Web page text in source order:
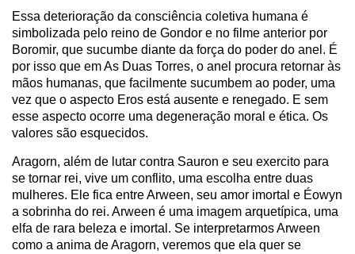
Essa deterioração da consciência coletiva humana é
simbolizada pelo reino de Gondor e no filme anterior por
Boromir, que sucumbe diante da força do poder do anel. É
por isso que em As Duas Torres, o anel procura retornar às
mãos humanas, que facilmente sucumbem ao poder, uma
vez que o aspecto Eros está ausente e renegado. E sem
esse aspecto ocorre uma degeneração moral e ética. Os
valores são esquecidos.
Aragorn, além de lutar contra Sauron e seu exercito para
se tornar rei, vive um conflito, uma escolha entre duas
mulheres. Ele fica entre Arween, seu amor imortal e Éowyn
a sobrinha do rei. Arween é uma imagem arquetípica, uma
elfa de rara beleza e imortal. Se interpretarmos Arween
como a anima de Aragorn, veremos que ela quer se